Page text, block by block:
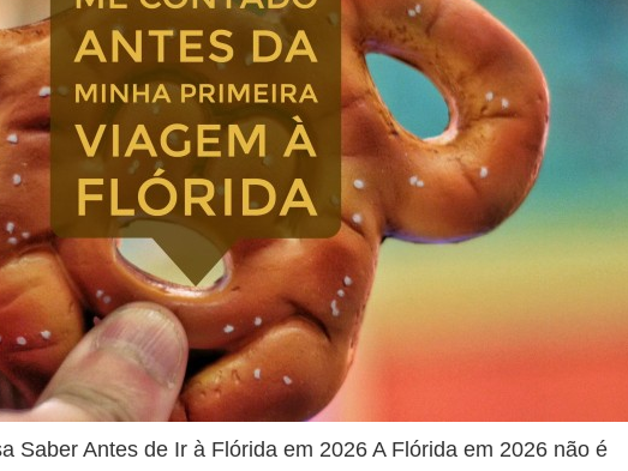
Saber Antes de Ir à Flórida em 2026 A Flórida em 2026 não é